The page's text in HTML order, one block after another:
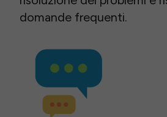
domande frequenti.